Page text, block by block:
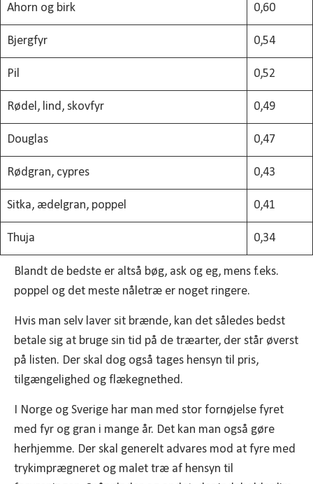
Ahorn og birk 0,60
Bjergfyr 0,54
Pil 0,52
Rødel, lind, skovfyr 0,49
Douglas 0,47
Rødgran, cypres 0,43
Sitka, ædelgran, poppel 0,41
Thuja 0,34
Blandt de bedste er altså bøg, ask og eg, mens f.eks.
poppel og det meste nåletræ er noget ringere.
Hvis man selv laver sit brænde, kan det således bedst
betale sig at bruge sin tid på de træarter, der står øverst
på listen. Der skal dog også tages hensyn til pris,
tilgængelighed og flækegnethed.
I Norge og Sverige har man med stor fornøjelse fyret
med fyr og gran i mange år. Det kan man også gøre
herhjemme. Der skal generelt advares mod at fyre med
trykimprægneret og malet træ af hensyn til